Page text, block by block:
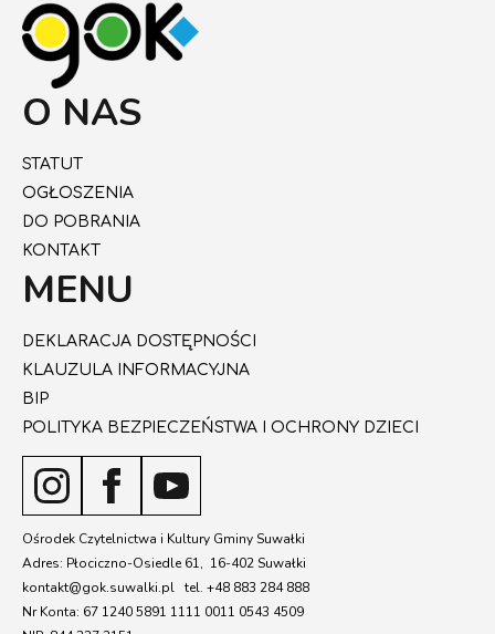
O NAS
STATUT
OGŁOSZENIA
DO POBRANIA
KONTAKT
MENU
DEKLARACJA DOSTĘPNOŚCI
KLAUZULA INFORMACYJNA
BIP
POLITYKA BEZPIECZEŃSTWA I OCHRONY DZIECI
Ośrodek Czytelnictwa i Kultury Gminy Suwałki
Adres: Płociczno-Osiedle 61, 16-402 Suwałki
kontakt@gok.suwalki.pl tel. +48 883 284 888
Nr Konta: 67 1240 5891 1111 0011 0543 4509